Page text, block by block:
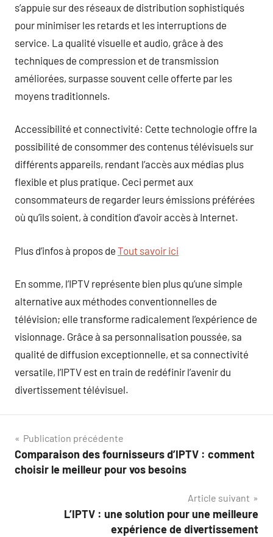
s’appuie sur des réseaux de distribution sophistiqués
pour minimiser les retards et les interruptions de
service. La qualité visuelle et audio, grâce à des
techniques de compression et de transmission
améliorées, surpasse souvent celle offerte par les
moyens traditionnels.
Accessibilité et connectivité: Cette technologie offre la
possibilité de consommer des contenus télévisuels sur
différents appareils, rendant l’accès aux médias plus
flexible et plus pratique. Ceci permet aux
consommateurs de regarder leurs émissions préférées
où qu’ils soient, à condition d’avoir accès à Internet.
Plus d’infos à propos de Tout savoir ici
En somme, l’IPTV représente bien plus qu’une simple
alternative aux méthodes conventionnelles de
télévision; elle transforme radicalement l’expérience de
visionnage. Grâce à sa personnalisation poussée, sa
qualité de diffusion exceptionnelle, et sa connectivité
versatile, l’IPTV est en train de redéfinir l’avenir du
divertissement télévisuel.
Navigation
de
Publication précédente
Comparaison des fournisseurs d’IPTV : comment
choisir le meilleur pour vos besoins
Article suivant
L’IPTV : une solution pour une meilleure
expérience de divertissement